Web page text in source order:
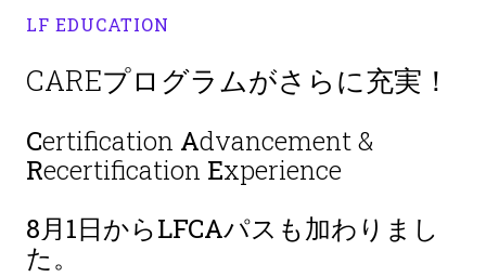
LF EDUCATION
CAREプログラムがさらに充実！
Certification Advancement &
Recertification Experience
8月1日からLFCAパスも加わりまし
た。